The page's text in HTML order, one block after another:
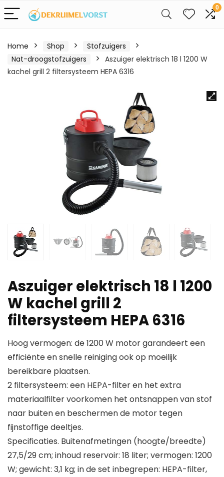
0
Home Shop
Stofzuigers
Nat-droogstofzuigers
Aszuiger elektrisch 18 l 1200 W
kachel grill 2 filtersysteem HEPA 6316
Aszuiger elektrisch 18 l 1200
W kachel grill 2
filtersysteem HEPA 6316
Hoog vermogen: de 1200 W motor garandeert een
efficiënte en snelle reiniging ook op moeilijk
bereikbare plaatsen.
2 filtersysteem: een HEPA-filter en het extra
materiaalfilter voorkomen het ontsnappen van stof
naar buiten en beschermen de motor tegen
fijnstoffige deeltjes.
Specificaties. Buitenafmetingen (hoogte/breedte)
27,5/29 cm; inhoud reservoir: 18 liter; vermogen: 1200
W; gewicht: 3,1 kg; in de set inbegrepen: HEPA-filter,